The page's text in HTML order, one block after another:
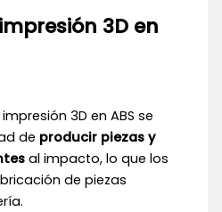
3D en
3D en ABS se
de producir piezas y
al impacto, lo que los
de piezas